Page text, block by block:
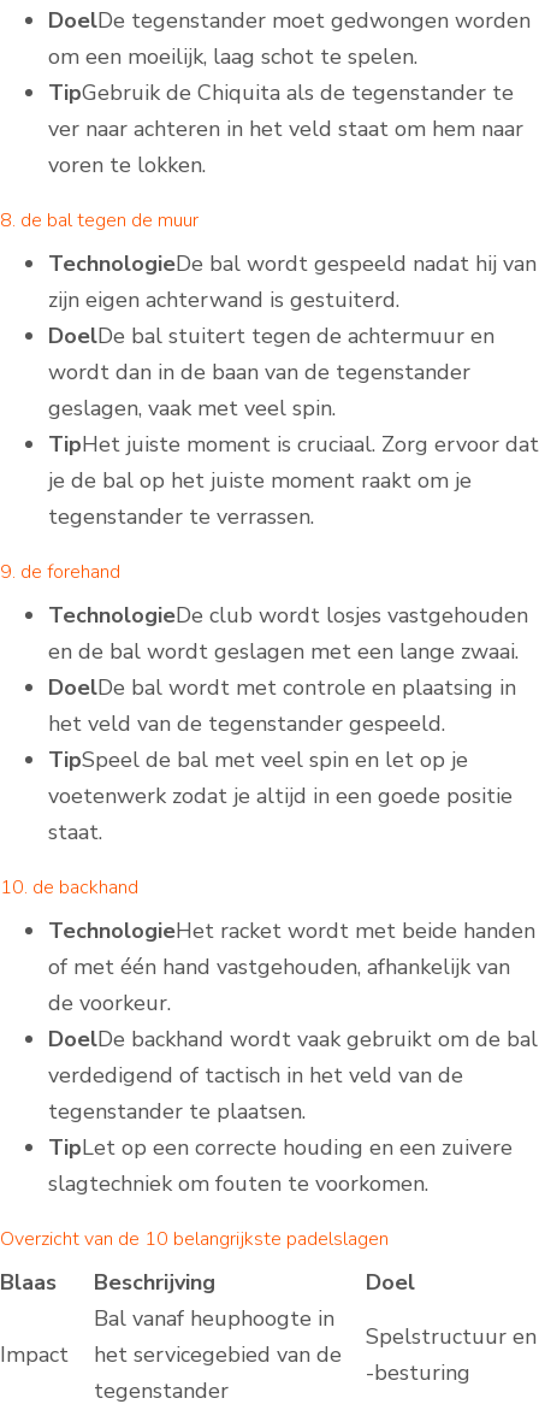
DoelDe tegenstander moet gedwongen worden
om een moeilijk, laag schot te spelen.
TipGebruik de Chiquita als de tegenstander te
ver naar achteren in het veld staat om hem naar
voren te lokken.
8. de bal tegen de muur
TechnologieDe bal wordt gespeeld nadat hij van
zijn eigen achterwand is gestuiterd.
DoelDe bal stuitert tegen de achtermuur en
wordt dan in de baan van de tegenstander
geslagen, vaak met veel spin.
TipHet juiste moment is cruciaal. Zorg ervoor dat
je de bal op het juiste moment raakt om je
tegenstander te verrassen.
9. de forehand
TechnologieDe club wordt losjes vastgehouden
en de bal wordt geslagen met een lange zwaai.
DoelDe bal wordt met controle en plaatsing in
het veld van de tegenstander gespeeld.
TipSpeel de bal met veel spin en let op je
voetenwerk zodat je altijd in een goede positie
staat.
10. de backhand
TechnologieHet racket wordt met beide handen
of met één hand vastgehouden, afhankelijk van
de voorkeur.
DoelDe backhand wordt vaak gebruikt om de bal
verdedigend of tactisch in het veld van de
tegenstander te plaatsen.
TipLet op een correcte houding en een zuivere
slagtechniek om fouten te voorkomen.
Overzicht van de 10 belangrijkste padelslagen
Blaas Beschrijving Doel
Impact
Bal vanaf heuphoogte in
het servicegebied van de
tegenstander
Spelstructuur en
-besturing